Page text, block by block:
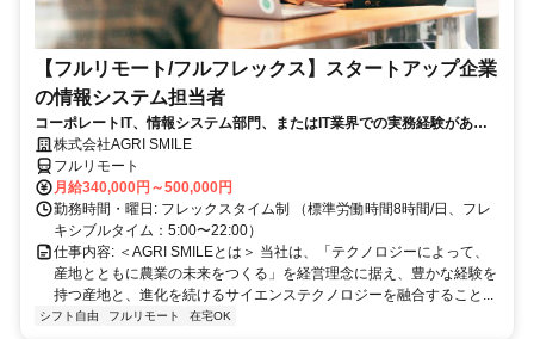
【フルリモート/フルフレックス】スタートアップ企業
の情報システム担当者
コーポレートIT、情報システム部門、またはIT業界での実務経験がある
方、大歓迎！
株式会社AGRI SMILE
フルリモート
月給340,000円～500,000円
勤務時間・曜日: フレックスタイム制 （標準労働時間8時間/日、フレ
キシブルタイム：5:00〜22:00）
仕事内容: ＜AGRI SMILEとは＞ 当社は、「テクノロジーによって、
産地とともに農業の未来をつくる」を経営理念に据え、豊かな経験を
持つ産地と、進化を続けるサイエンステクノロジーを融合すること...
シフト自由 フルリモート 在宅OK